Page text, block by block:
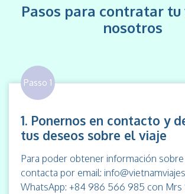
Pasos para contratar tu
nosotros
Passo 1
1. Ponernos en contacto y
tus deseos sobre el viaje
Para poder obtener información
contacta por email:
WhatsApp: +84 986 566 985 con Mrs